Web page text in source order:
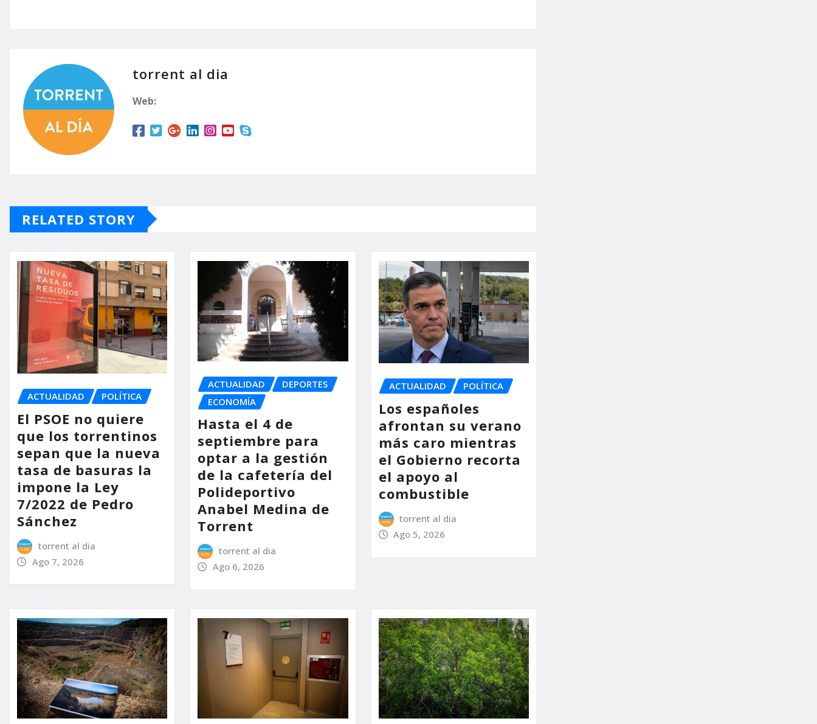
torrent al dia
Web:
RELATED STORY
ACTUALIDAD POLÍTICA
El PSOE no quiere
que los torrentinos
sepan que la nueva
tasa de basuras la
impone la Ley
7/2022 de Pedro
Sánchez
torrent al dia
Ago 7, 2026
ACTUALIDAD
DEPORTES
ECONOMÍA
Hasta el 4 de
septiembre para
optar a la gestión
de la cafetería del
Polideportivo
Anabel Medina de
Torrent
torrent al dia
Ago 6, 2026
ACTUALIDAD POLÍTICA
Los españoles
afrontan su verano
más caro mientras
el Gobierno recorta
el apoyo al
combustible
torrent al dia
Ago 5, 2026